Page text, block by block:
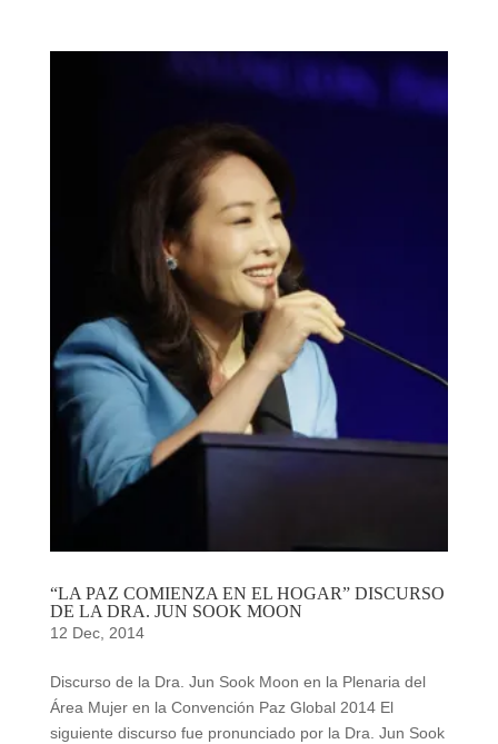
“LA PAZ COMIENZA EN EL HOGAR” DISCURSO
DE LA DRA. JUN SOOK MOON
12 Dec, 2014
Discurso de la Dra. Jun Sook Moon en la Plenaria del
Área Mujer en la Convención Paz Global 2014 El
siguiente discurso fue pronunciado por la Dra. Jun Sook